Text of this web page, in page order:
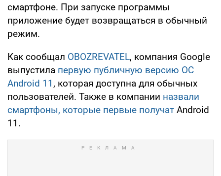
смартфоне. При запуске программы
приложение будет возвращаться в обычный
режим.
Как сообщал OBOZREVATEL, компания Google
выпустила первую публичную версию ОС
Android 11 , которая доступна для обычных
пользователей. Также в компании назвали
смартфоны, которые первые получат Android
11.